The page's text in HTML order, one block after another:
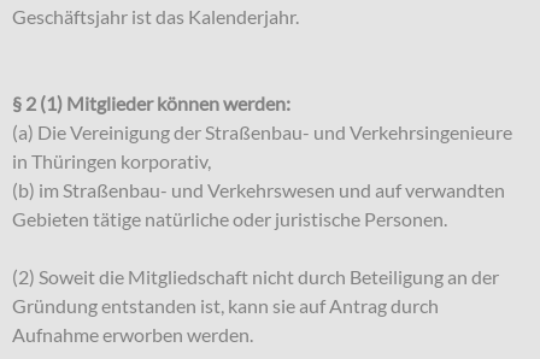
Geschäftsjahr ist das Kalenderjahr.
§ 2 (1) Mitglieder können werden:
(a) Die Vereinigung der Straßenbau- und Verkehrsingenieure
in Thüringen korporativ,
(b) im Straßenbau- und Verkehrswesen und auf verwandten
Gebieten tätige natürliche oder juristische Personen.
(2) Soweit die Mitgliedschaft nicht durch Beteiligung an der
Gründung entstanden ist, kann sie auf Antrag durch
Aufnahme erworben werden.